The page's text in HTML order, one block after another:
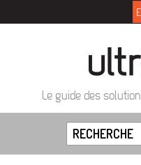
Le guide des